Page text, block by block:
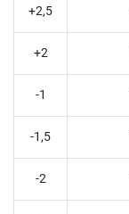
+2,5
+2
-1
-1,5
-2